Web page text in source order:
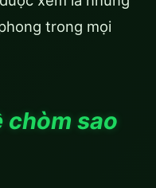
trong mọi
chòm sao